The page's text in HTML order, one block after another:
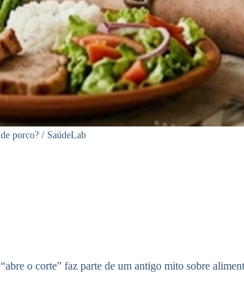
porco? / SaúdeLab
o corte” faz parte de um antigo mito sobre